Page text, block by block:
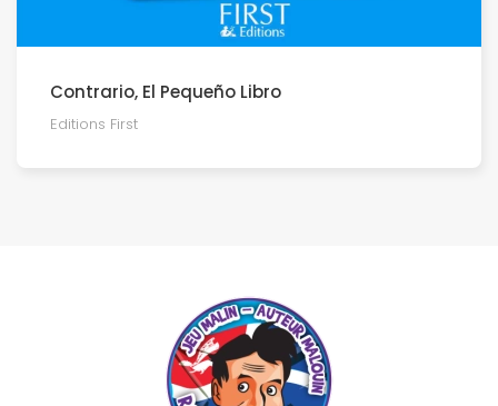
Contrario, El Pequeño Libro
Editions First